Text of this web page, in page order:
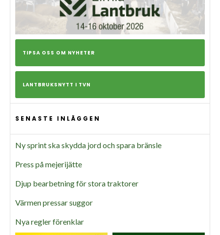
TIPSA OSS OM NYHETER
LANTBRUKSNYTT I TVN
SENASTE INLÄGGEN
Ny sprint ska skydda jord och spara bränsle
Press på mejerijätte
Djup bearbetning för stora traktorer
Värmen pressar suggor
Nya regler förenklar